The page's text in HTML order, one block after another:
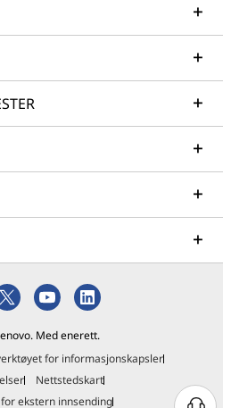
Med enerett.
for informasjonskapsler
Nettstedskart
ekstern innsending